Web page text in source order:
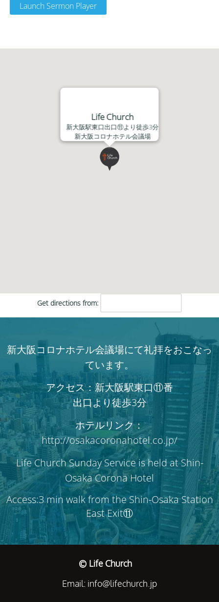
Launch Sermon Player
Life Church
新大阪駅東口出口⑪より徒歩3分
新大阪コロナホテル会議場
Get directions from:
新大阪コロナホテル会議場にて礼拝をおこなっ
ています。
アクセス：新大阪駅東口⑪番
出口より徒歩3分
ホテルリンク：
http://osakacoronahotel.co.jp/
Life Church Sunday Service is held at Shin-
Osaka Corona Hotel
Access:3 min walk from the Shin-Osaka Station
East Exit⑪
© Life Church
Email: info@lifechurch.jp